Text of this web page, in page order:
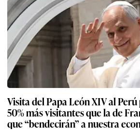
Visita del Papa León XIV al
50% más visitantes que la de
que “bendecirán” a nuestra